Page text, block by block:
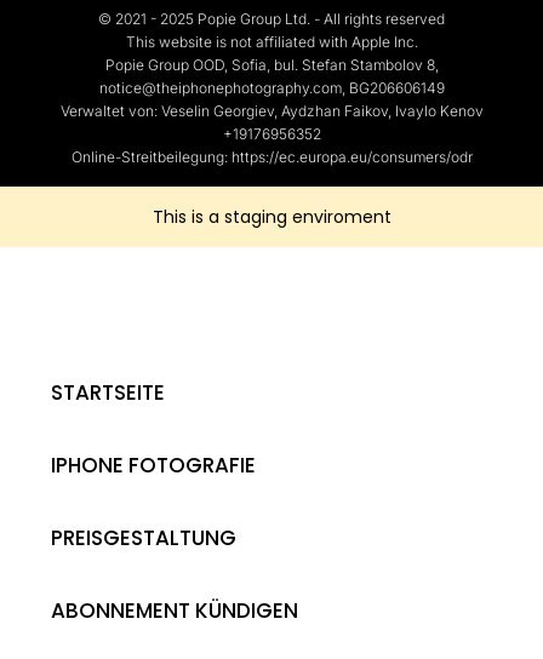
© 2021 - 2025 Popie Group Ltd. - All rights reserved
This website is not affiliated with Apple Inc.
Popie Group OOD, Sofia, bul. Stefan Stambolov 8,
notice@theiphonephotography.com, BG206606149
Verwaltet von: Veselin Georgiev, Aydzhan Faikov, Ivaylo Kenov
+19176956352
Online-Streitbeilegung: https://ec.europa.eu/consumers/odr
This is a staging enviroment
STARTSEITE
IPHONE FOTOGRAFIE
PREISGESTALTUNG
ABONNEMENT KÜNDIGEN